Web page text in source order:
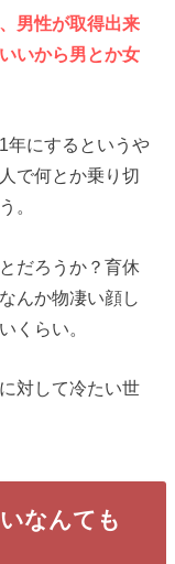
男性が取得出来
いから男とか女
年にするというや
で何とか乗り切
。
だろうか？育休
んか物凄い顔し
くらい。
対して冷たい世
なんても